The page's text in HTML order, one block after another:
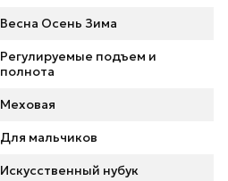
Весна Осень Зима
Регулируемые подъем и
полнота
Меховая
Для мальчиков
Искусственный нубук